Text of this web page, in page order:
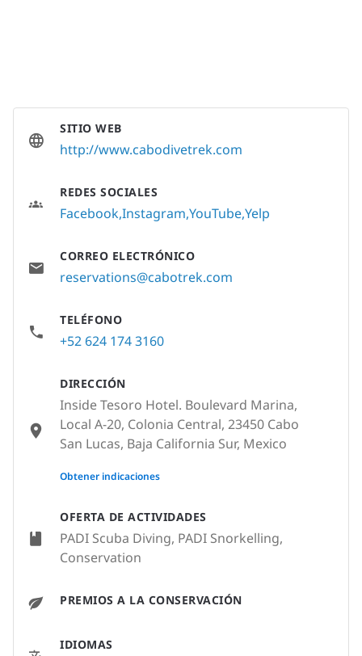
OFERTA DE ACTIVIDADES
PADI Scuba Diving, PADI Snorkelling,
Conservation
PREMIOS A LA CONSERVACIÓN
IDIOMAS
SITIO WEB
http://www.cabodivetrek.com
REDES SOCIALES
FacebookInstagram YouTubeYelp
CORREO ELECTRÓNICO
reservations@cabotrek.com
TELÉFONO
+52 624 174 3160
DIRECCIÓN
Inside Tesoro Hotel. Boulevard Marina,
Local A-20, Colonia Central, 23450 Cabo
San Lucas, Baja California Sur, Mexico
None
Obtener indicaciones